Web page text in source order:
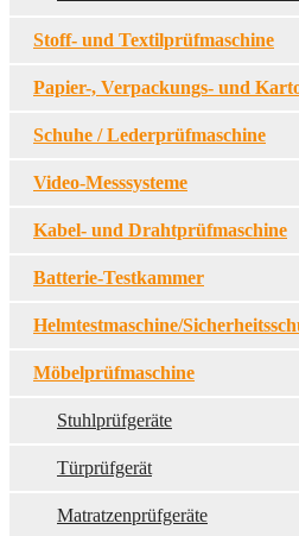
Stoff- und Textilprüfmaschine
Papier-, Verpackungs- und
Schuhe / Lederprüfmaschine
Video-Messsysteme
Kabel- und Drahtprüfmaschine
Batterie-Testkammer
Helmtestmaschine/
Möbelprüfmaschine
Stuhlprüfgeräte
Türprüfgerät
Matratzenprüfgeräte